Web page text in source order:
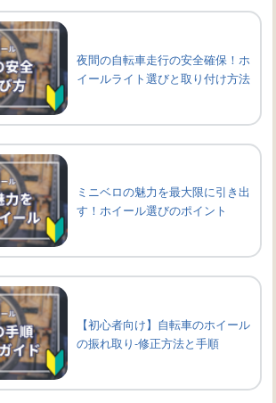
夜間の自転車走行の安全確保！ホ
イールライト選びと取り付け方法
ミニベロの魅力を最大限に引き出
す！ホイール選びのポイント
【初心者向け】自転車のホイール
の振れ取り-修正方法と手順